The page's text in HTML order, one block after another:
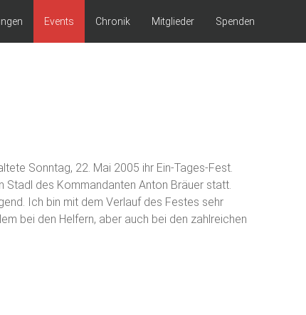
Events Chronik Mitglieder Spenden
Sonntag, 22. Mai 2005 ihr Ein-Tages-Fest.
Stadl des Kommandanten Anton Bräuer statt.
Ich bin mit dem Verlauf des Festes sehr
bei den Helfern, aber auch bei den zahlreichen